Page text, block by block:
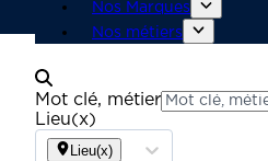
Nos Marques
Nos métiers
Mot clé, métier
Lieu(x)
Lieu(x)